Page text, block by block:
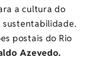
a cultura do
sustentabilidade.
postais do Rio
Azevedo.